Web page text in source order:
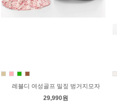
레블디 여성골프 밀짚 벙거지모자
29,990원